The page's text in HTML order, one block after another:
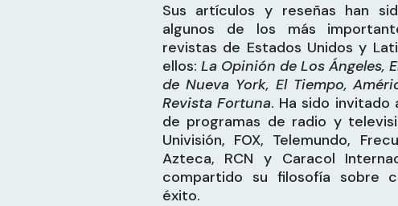
Sus artículos y reseñas han
algunos de los más
revistas de Estados Unidos y
ellos: La Opinión de Los Ángeles,
de Nueva York, El Tiempo,
Revista Fortuna. Ha sido invitado
de programas de radio y
Univisión, FOX, Telemundo,
Azteca, RCN y Caracol
compartido su filosofía sobre
éxito.